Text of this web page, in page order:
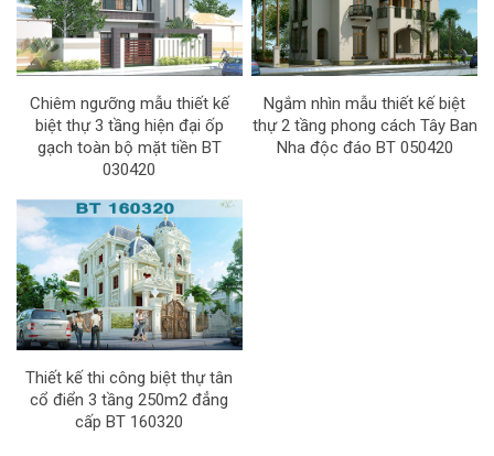
Chiêm ngưỡng mẫu thiết kế
biệt thự 3 tầng hiện đại ốp
gạch toàn bộ mặt tiền BT
030420
Ngắm nhìn mẫu thiết kế biệt
thự 2 tầng phong cách Tây Ban
Nha độc đáo BT 050420
Thiết kế thi công biệt thự tân
cổ điển 3 tầng 250m2 đẳng
cấp BT 160320